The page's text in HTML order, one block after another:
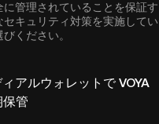
に管理されていることを保証す
セキュリティ対策を実施してい
ください。
アルウォレットで VOYA
保管